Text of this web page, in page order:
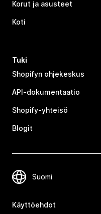
Korut ja asusteet
Koti
Tuki
Shopifyn ohjekeskus
API-dokumentaatio
Shopify-yhteisö
Blogit
Käyttöehdot